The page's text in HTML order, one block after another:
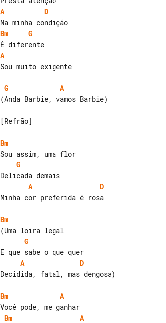
A
D
Bm
G
A
Sou muito exigente
G
A
(Anda Barbie, vamos Barbie)
[Refrão]
Bm
G
A
D
Minha cor preferida é rosa
Bm
G
A
D
Decidida, fatal, mas dengosa)
Bm
A
Bm
A